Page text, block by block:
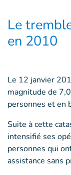
Le
en 2010
Le 12 janvier
magnitude de
personnes et en
Suite à cette
intensifié ses
personnes qui
assistance sans